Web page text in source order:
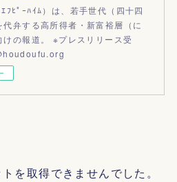
ﾌﾋﾟｰﾊｲﾑ）は、若手世代（四十四
代弁する高所得者・新富裕層（に
けの報道。 ※プレスリリース受
を取得できませんでした。